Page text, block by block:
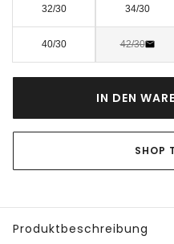
32/30 34/30
40/30 42/30
IN DEN
SHOP
Produktbeschreibung